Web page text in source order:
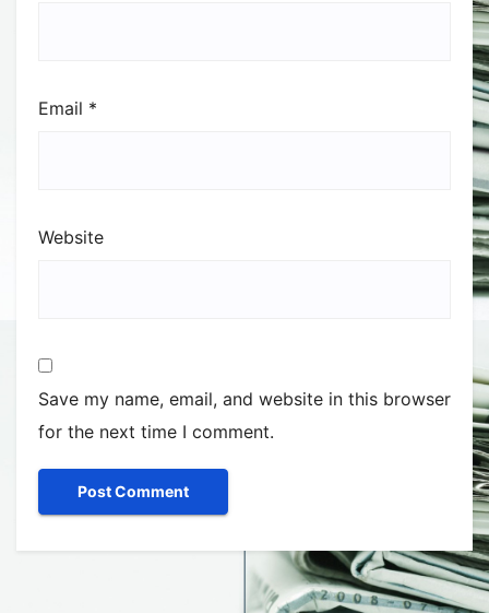
Email *
Website
Save my name, email, and website in this browser
for the next time I comment.